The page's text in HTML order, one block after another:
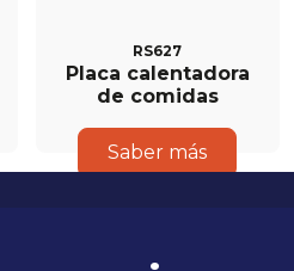
RS627
Placa calentadora
de comidas
Saber más